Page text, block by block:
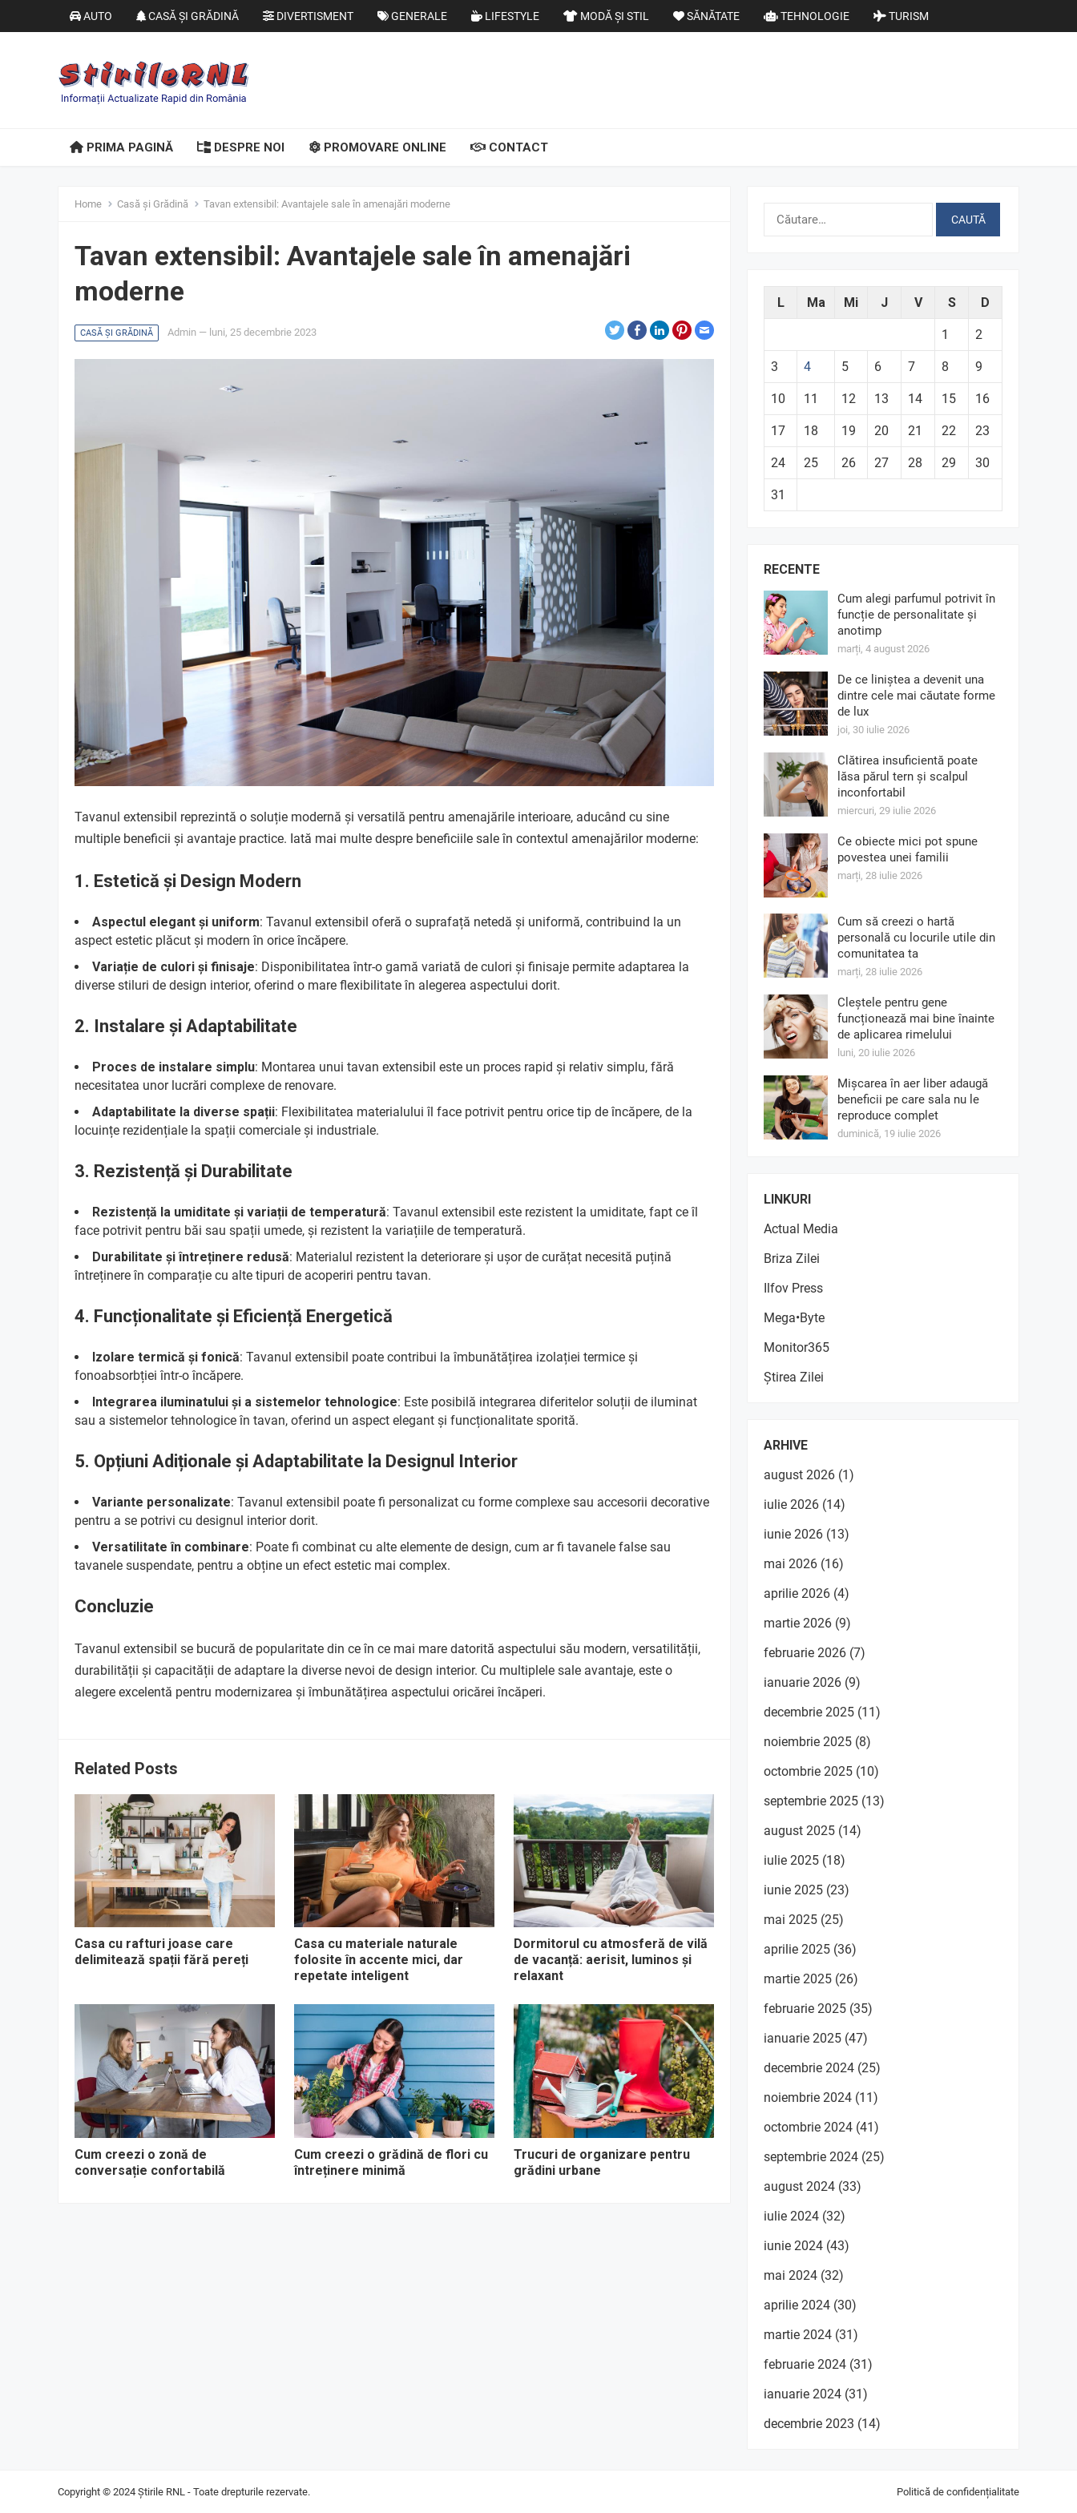
AUTO CASĂ ȘI GRĂDINĂ DIVERTISMENT GENERALE LIFESTYLE MODĂ ȘI STIL SĂNĂTATE TEHNOLOGIE TURISM
PRIMA PAGINĂ DESPRE NOI PROMOVARE ONLINE CONTACT
Home Casă și Grădină Tavan extensibil: Avantajele sale în amenajări moderne
Tavan extensibil: Avantajele sale în amenajări
moderne
CASĂ ȘI GRĂDINĂ Admin — luni, 25 decembrie 2023
Tavanul extensibil reprezintă o soluție modernă și versatilă pentru amenajările interioare, aducând cu sine
multiple beneficii și avantaje practice. Iată mai multe despre beneficiile sale în contextul amenajărilor moderne:
1. Estetică și Design Modern
Aspectul elegant și uniform: Tavanul extensibil oferă o suprafață netedă și uniformă, contribuind la un
aspect estetic plăcut și modern în orice încăpere.
Variație de culori și finisaje: Disponibilitatea într-o gamă variată de culori și finisaje permite adaptarea la
diverse stiluri de design interior, oferind o mare flexibilitate în alegerea aspectului dorit.
2. Instalare și Adaptabilitate
Proces de instalare simplu: Montarea unui tavan extensibil este un proces rapid și relativ simplu, fără
necesitatea unor lucrări complexe de renovare.
Adaptabilitate la diverse spații: Flexibilitatea materialului îl face potrivit pentru orice tip de încăpere, de la
locuințe rezidențiale la spații comerciale și industriale.
3. Rezistență și Durabilitate
Rezistență la umiditate și variații de temperatură: Tavanul extensibil este rezistent la umiditate, fapt ce îl
face potrivit pentru băi sau spații umede, și rezistent la variațiile de temperatură.
Durabilitate și întreținere redusă: Materialul rezistent la deteriorare și ușor de curățat necesită puțină
întreținere în comparație cu alte tipuri de acoperiri pentru tavan.
4. Funcționalitate și Eficiență Energetică
Izolare termică și fonică: Tavanul extensibil poate contribui la îmbunătățirea izolației termice și
fonoabsorbției într-o încăpere.
Integrarea iluminatului și a sistemelor tehnologice: Este posibilă integrarea diferitelor soluții de iluminat
sau a sistemelor tehnologice în tavan, oferind un aspect elegant și funcționalitate sporită.
5. Opțiuni Adiționale și Adaptabilitate la Designul Interior
Variante personalizate: Tavanul extensibil poate fi personalizat cu forme complexe sau accesorii decorative
pentru a se potrivi cu designul interior dorit.
Versatilitate în combinare: Poate fi combinat cu alte elemente de design, cum ar fi tavanele false sau
tavanele suspendate, pentru a obține un efect estetic mai complex.
Concluzie
Tavanul extensibil se bucură de popularitate din ce în ce mai mare datorită aspectului său modern, versatilității,
durabilității și capacității de adaptare la diverse nevoi de design interior. Cu multiplele sale avantaje, este o
alegere excelentă pentru modernizarea și îmbunătățirea aspectului oricărei încăperi.
Related Posts
Casa cu rafturi joase care
delimitează spații fără pereți
Casa cu materiale naturale
folosite în accente mici, dar
repetate inteligent
Dormitorul cu atmosferă de vilă
de vacanță: aerisit, luminos și
relaxant
Cum creezi o zonă de
conversație confortabilă
Cum creezi o grădină de flori cu
întreținere minimă
Trucuri de organizare pentru
grădini urbane
Caută
L Ma Mi J V S D
1 2
3 4 5 6 7 8 9
10 11 12 13 14 15 16
17 18 19 20 21 22 23
24 25 26 27 28 29 30
31
RECENTE
Cum alegi parfumul potrivit în
funcție de personalitate și
anotimp
marți, 4 august 2026
De ce liniștea a devenit una
dintre cele mai căutate forme
de lux
joi, 30 iulie 2026
Clătirea insuficientă poate
lăsa părul tern și scalpul
inconfortabil
miercuri, 29 iulie 2026
Ce obiecte mici pot spune
povestea unei familii
marți, 28 iulie 2026
Cum să creezi o hartă
personală cu locurile utile din
comunitatea ta
marți, 28 iulie 2026
Cleștele pentru gene
funcționează mai bine înainte
de aplicarea rimelului
luni, 20 iulie 2026
Mișcarea în aer liber adaugă
beneficii pe care sala nu le
reproduce complet
duminică, 19 iulie 2026
LINKURI
Actual Media
Briza Zilei
Ilfov Press
Mega•Byte
Monitor365
Știrea Zilei
ARHIVE
august 2026 (1)
iulie 2026 (14)
iunie 2026 (13)
mai 2026 (16)
aprilie 2026 (4)
martie 2026 (9)
februarie 2026 (7)
ianuarie 2026 (9)
decembrie 2025 (11)
noiembrie 2025 (8)
octombrie 2025 (10)
septembrie 2025 (13)
august 2025 (14)
iulie 2025 (18)
iunie 2025 (23)
mai 2025 (25)
aprilie 2025 (36)
martie 2025 (26)
februarie 2025 (35)
ianuarie 2025 (47)
decembrie 2024 (25)
noiembrie 2024 (11)
octombrie 2024 (41)
septembrie 2024 (25)
august 2024 (33)
iulie 2024 (32)
iunie 2024 (43)
mai 2024 (32)
aprilie 2024 (30)
martie 2024 (31)
februarie 2024 (31)
ianuarie 2024 (31)
decembrie 2023 (14)
Copyright © 2024 Știrile RNL - Toate drepturile rezervate. Politică de confidențialitate